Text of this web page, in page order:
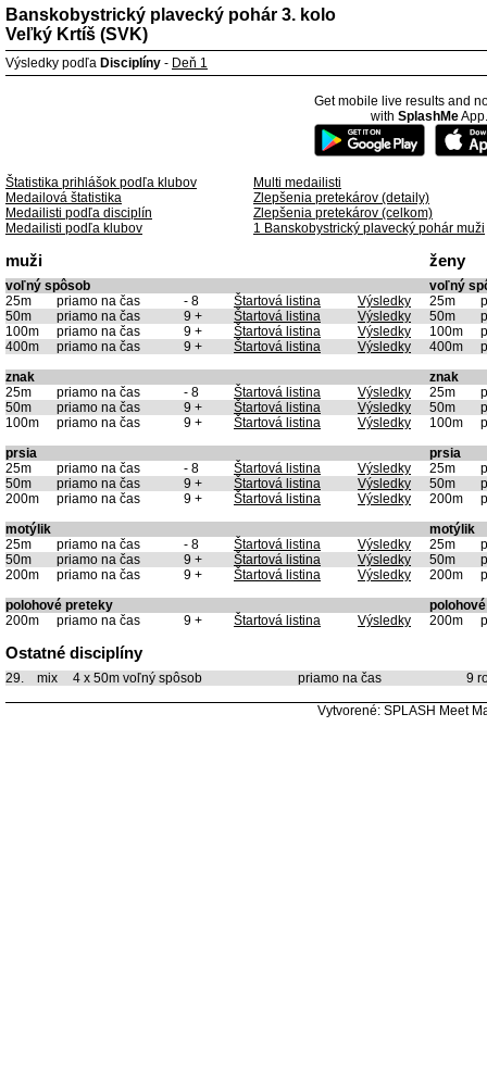
Banskobystrický plavecký pohár 3. kolo
Veľký Krtíš (SVK)
Výsledky podľa Disciplíny - Deň 1
Get mobile live results and
with SplashMeApp.
Štatistika prihlášok podľa klubov
Multi medailisti
Medailová štatistika
Zlepšenia pretekárov (detaily)
Medailisti podľa disciplín
Zlepšenia pretekárov (celkom)
Medailisti podľa klubov
1 Banskobystrický plavecký pohár muži
muži ženy
voľný spôsob
voľný
25m
priamo na čas - 8 Štartová listina Výsledky 25m
50m
priamo na čas 9 + Štartová listina Výsledky 50m
100m
priamo na čas 9 + Štartová listina Výsledky 100m
400m
priamo na čas 9 + Štartová listina Výsledky 400m
znak
znak
25m
priamo na čas - 8 Štartová listina Výsledky 25m
50m
priamo na čas 9 + Štartová listina Výsledky 50m
100m
priamo na čas 9 + Štartová listina Výsledky 100m
prsia
prsia
25m
priamo na čas - 8 Štartová listina Výsledky 25m
50m
priamo na čas 9 + Štartová listina Výsledky 50m
200m
priamo na čas 9 + Štartová listina Výsledky 200m
motýlik
motýlik
25m
priamo na čas - 8 Štartová listina Výsledky 25m
50m
priamo na čas 9 + Štartová listina Výsledky 50m
200m
priamo na čas 9 + Štartová listina Výsledky 200m
polohové preteky
200m
priamo na čas 9 + Štartová listina Výsledky 200m
Ostatné disciplíny
29. mix 4 x 50m voľný spôsob priamo na čas 9
Vytvorené: SPLASH Meet